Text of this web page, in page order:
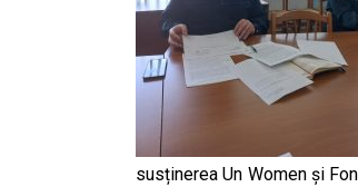
susținerea Un Women și